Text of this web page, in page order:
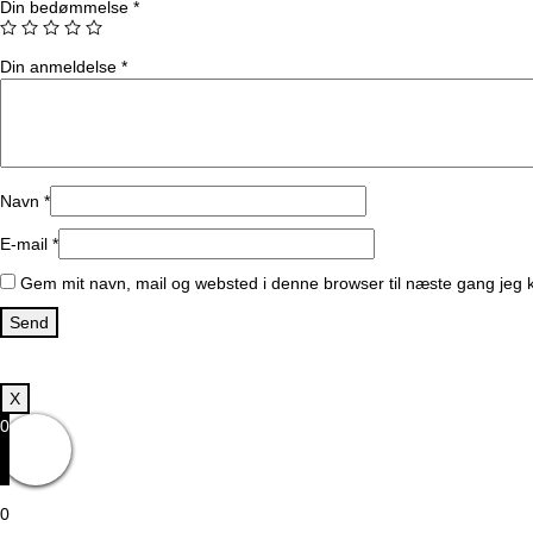
Din bedømmelse *
Din anmeldelse *
Navn *
E-mail *
Gem mit navn, mail og websted i denne browser til næste gang jeg
X
0
0